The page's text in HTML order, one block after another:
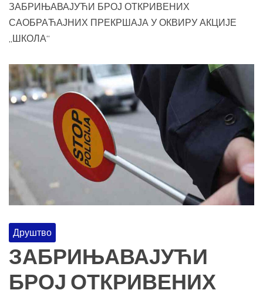
ЗАБРИЊАВАЈУЋИ БРОЈ ОТКРИВЕНИХ
САОБРАЋАЈНИХ ПРЕКРШАЈА У ОКВИРУ АКЦИЈЕ
„ШКОЛА“
Друштво
ЗАБРИЊАВАЈУЋИ
БРОЈ ОТКРИВЕНИХ